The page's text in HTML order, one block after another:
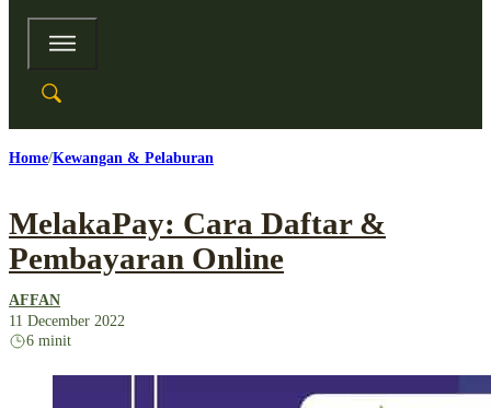
Home Kewangan & Pelaburan
MelakaPay: Cara Daftar &
Pembayaran Online
AFFAN
11 December 2022
6 minit